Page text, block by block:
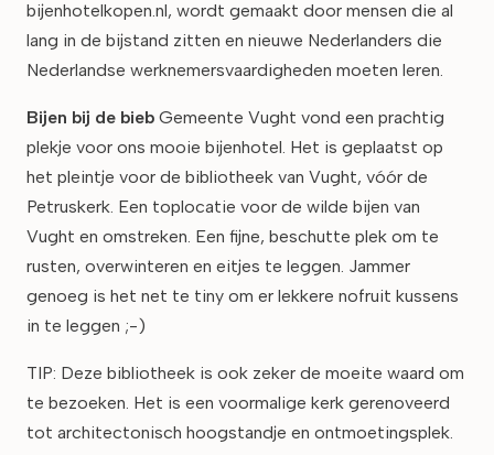
bijenhotelkopen.nl, wordt gemaakt door mensen die al
lang in de bijstand zitten en nieuwe Nederlanders die
Nederlandse werknemersvaardigheden moeten leren.
Bijen bij de bieb Gemeente Vught vond een prachtig
plekje voor ons mooie bijenhotel. Het is geplaatst op
het pleintje voor de bibliotheek van Vught, vóór de
Petruskerk. Een toplocatie voor de wilde bijen van
Vught en omstreken. Een fijne, beschutte plek om te
rusten, overwinteren en eitjes te leggen. Jammer
genoeg is het net te tiny om er lekkere nofruit kussens
in te leggen ;-)
TIP: Deze bibliotheek is ook zeker de moeite waard om
te bezoeken. Het is een voormalige kerk gerenoveerd
tot architectonisch hoogstandje en ontmoetingsplek.